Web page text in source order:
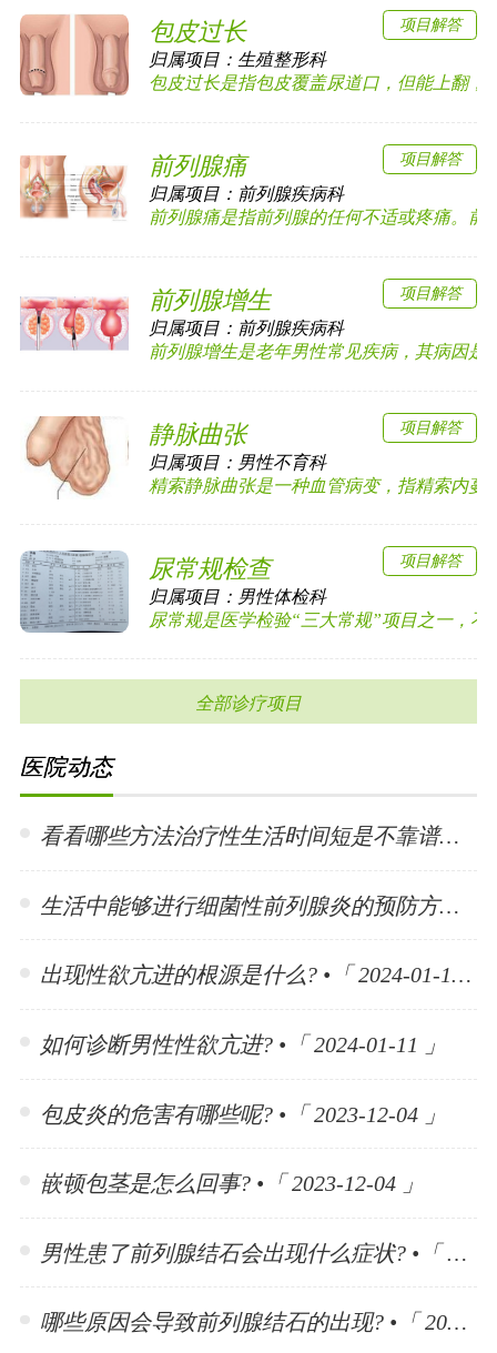
包皮过长
归属项目： 生殖整形科
包皮过长是指包皮覆盖尿道口，但能上翻，
项目解答
前列腺痛
归属项目： 前列腺疾病科
前列腺痛是指前列腺的任何不适或疼痛。前
项目解答
前列腺增生
归属项目： 前列腺疾病科
前列腺增生是老年男性常见疾病，其病因是
项目解答
静脉曲张
归属项目： 男性不育科
精索静脉曲张是一种血管病变，指精索内蔓
项目解答
尿常规检查
归属项目： 男性体检科
尿常规是医学检验“三大常规”项目之一，
项目解答
全部诊疗项目
医院动态
看看哪些方法治疗性生活时间短是不靠谱的? •「 2024-01-15 」
生活中能够进行细菌性前列腺炎的预防方法有哪些? •「 2024-01-15 」
出现性欲亢进的根源是什么? •「 2024-01-11 」
如何诊断男性性欲亢进? •「 2024-01-11 」
包皮炎的危害有哪些呢? •「 2023-12-04 」
嵌顿包茎是怎么回事? •「 2023-12-04 」
男性患了前列腺结石会出现什么症状? •「 2023-11-10 」
哪些原因会导致前列腺结石的出现? •「 2023-11-10 」